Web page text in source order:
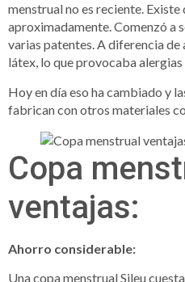
menstrual no es reciente. Existe
aproximadamente. Comenzó a
varias patentes. A diferencia
látex, lo que provocaba alergias
Hoy en día eso ha cambiado y
fabrican con otros materiales
Copa
ventajas:
Ahorro considerable:
Una copa menstrual Sileu